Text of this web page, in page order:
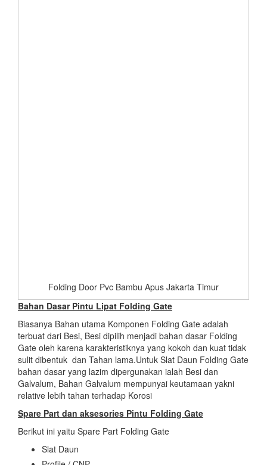
Folding Door Pvc Bambu Apus Jakarta Timur
Bahan Dasar Pintu Lipat Folding Gate
Biasanya Bahan utama Komponen Folding Gate adalah
terbuat dari Besi, Besi dipilih menjadi bahan dasar Folding
Gate oleh karena karakteristiknya yang kokoh dan kuat tidak
sulit dibentuk dan Tahan lama.Untuk Slat Daun Folding Gate
bahan dasar yang lazim dipergunakan ialah Besi dan
Galvalum, Bahan Galvalum mempunyai keutamaan yakni
relative lebih tahan terhadap Korosi
Spare Part dan aksesories Pintu Folding Gate
Berikut ini yaitu Spare Part Folding Gate
Slat Daun